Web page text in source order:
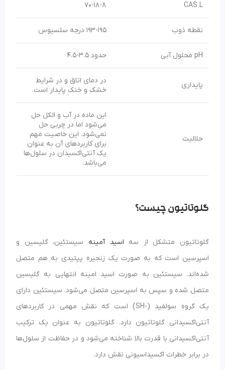
CAS L
نقطه ذوب 193-195 درجه سلسیوس
pH محلول آبی حدود 3.5-4.5
پایداری
در دمای اتاق و در شرایط
خشک و خنک پایدار است.
حلالیت
این ماده در آب و الکل حل
می‌شود اما در چربی حل
نمی‌شود. این خاصیت مهم
برای کاربردهای آن به عنوان
یک آنتی‌اکسیدان در سلول‌ها
می‌باشد.
گلوتاتیون چیست؟
گلوتاتیون متشکل از سه اسید آمینه سیستئین، گلیسین و
اسپرسین است که به صورت یک زنجیره پپتیدی به هم متصل
شده‌اند. سیستئین به صورت اسید امینه انتهایی به گلیسین
متصل شده و سپس به اسپرسین متصل می‌شود. سیستئین دارای
یک گروه سولفید (-SH) است که نقش مهمی در کاربردهای
آنتی‌اکسیدانی گلوتاتیون دارد. گلوتاتیون به عنوان یک ترکیب
آنتی‌اکسیدانی با قدرت بالا شناخته می‌شود و در حفاظت از سلول‌ها
در برابر خطرات اکسیداسیونی نقش دارد.